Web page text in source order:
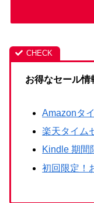
お得なセール情
Amazonタ
楽天タイム
Kindle 期間
初回限定！